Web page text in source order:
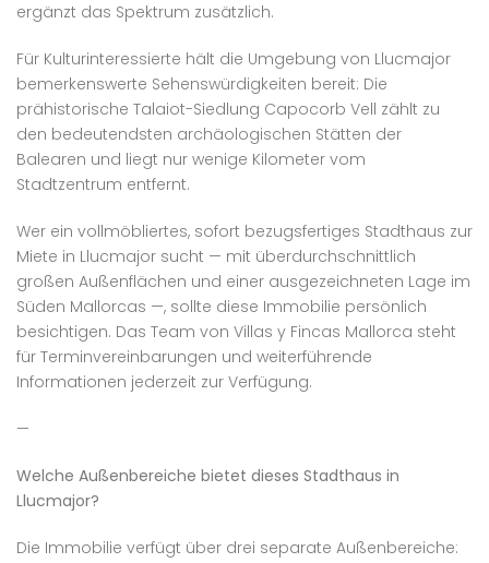
ergänzt das Spektrum zusätzlich.
Für Kulturinteressierte hält die Umgebung von Llucmajor
bemerkenswerte Sehenswürdigkeiten bereit: Die
prähistorische Talaiot-Siedlung Capocorb Vell zählt zu
den bedeutendsten archäologischen Stätten der
Balearen und liegt nur wenige Kilometer vom
Stadtzentrum entfernt.
Wer ein vollmöbliertes, sofort bezugsfertiges Stadthaus zur
Miete in Llucmajor sucht — mit überdurchschnittlich
großen Außenflächen und einer ausgezeichneten Lage im
Süden Mallorcas —, sollte diese Immobilie persönlich
besichtigen. Das Team von Villas y Fincas Mallorca steht
für Terminvereinbarungen und weiterführende
Informationen jederzeit zur Verfügung.
—
Welche Außenbereiche bietet dieses Stadthaus in
Llucmajor?
Die Immobilie verfügt über drei separate Außenbereiche: